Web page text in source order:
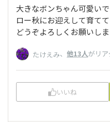
大きなボンちゃん可愛い
ロー秋にお迎えして育て
どうぞよろしくお願いし
たけえみ、 他13人がリ
いいね